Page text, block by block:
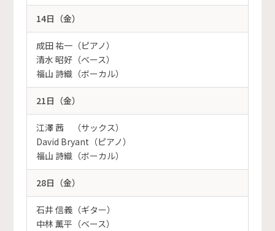
14日（金）
成田 祐一（ピアノ）
清水 昭好（ベース）
福山 詩織（ボーカル）
21日（金）
江澤 茜 （サックス）
David Bryant（ピアノ）
福山 詩織（ボーカル）
28日（金）
石井 信義（ギター）
中林 薫平（ベース）